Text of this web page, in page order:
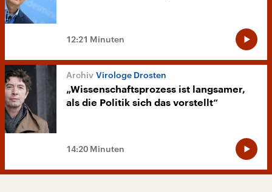
12:21 Minuten
Virologe Drosten
„Wissenschaftsprozess ist langsamer,
als die Politik sich das vorstellt“
14:20 Minuten